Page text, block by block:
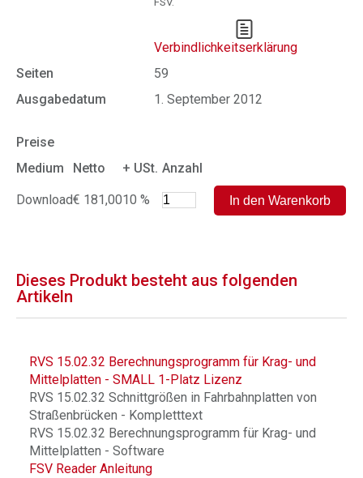
Verbindlichkeitserklärung
Seiten
59
Ausgabedatum
1. September 2012
Preise
Medium
Netto + USt. Anzahl
Download€ 181,0010 %
Dieses Produkt besteht aus folgenden
Artikeln
RVS 15.02.32 Berechnungsprogramm für Krag- und
Mittelplatten - SMALL 1-Platz Lizenz
RVS 15.02.32 Schnittgrößen in Fahrbahnplatten von
Straßenbrücken - Kompletttext
RVS 15.02.32 Berechnungsprogramm für Krag- und
Mittelplatten - Software
FSV Reader Anleitung